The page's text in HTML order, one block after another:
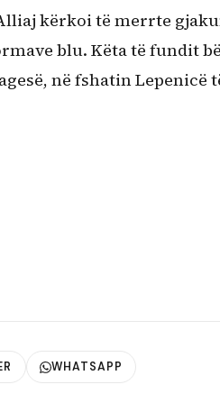
kërkoi të merrte
blu. Këta të fundit
në fshatin Lepenicë
WHATSAPP